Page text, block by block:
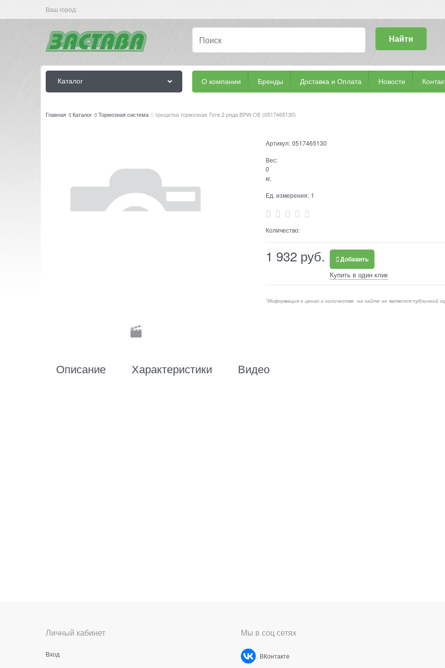
Ваш город:
Найти
Каталог О компании Бренды Доставка и Оплата Новости
Главная Каталог Тормозная система трещетка тормозная 7отв 2 ряда BPW OE (0517465130)
Артикул: 0517465130
Вес:
0
кг.
Ед. измерения: 1
Количество:
1 932 руб. Добавить
Купить в один клик
*Информация о ценах и количестве на сайте не является публичной
Описание Характеристики Видео
Личный кабинет
Вход
Мы в соц сетях
ВКонтакте